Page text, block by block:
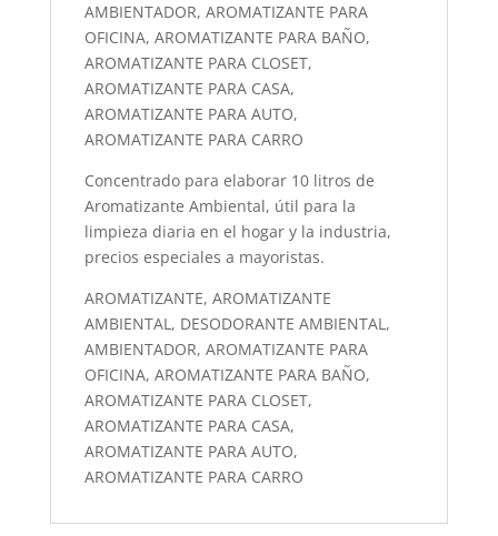
AMBIENTADOR, AROMATIZANTE PARA
OFICINA, AROMATIZANTE PARA BAÑO,
AROMATIZANTE PARA CLOSET,
AROMATIZANTE PARA CASA,
AROMATIZANTE PARA AUTO,
AROMATIZANTE PARA CARRO
Concentrado para elaborar 10 litros de
Aromatizante Ambiental, útil para la
limpieza diaria en el hogar y la industria,
precios especiales a mayoristas.
AROMATIZANTE, AROMATIZANTE
AMBIENTAL, DESODORANTE AMBIENTAL,
AMBIENTADOR, AROMATIZANTE PARA
OFICINA, AROMATIZANTE PARA BAÑO,
AROMATIZANTE PARA CLOSET,
AROMATIZANTE PARA CASA,
AROMATIZANTE PARA AUTO,
AROMATIZANTE PARA CARRO